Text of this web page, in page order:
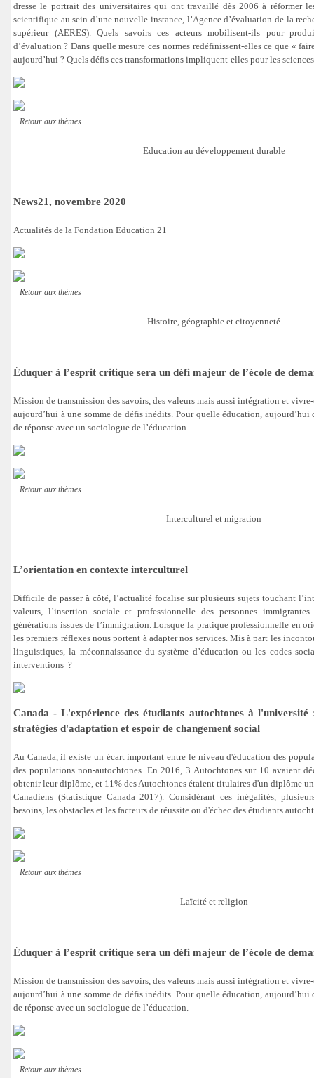
dresse le portrait des universitaires qui ont travaillé dès 2006 à réformer
scientifique au sein d’une nouvelle instance, l’Agence d’évaluation de la
supérieur (AERES). Quels savoirs ces acteurs mobilisent-ils pour
d’évaluation ? Dans quelle mesure ces normes redéfinissent-elles ce que «
aujourd’hui ? Quels défis ces transformations impliquent-elles pour les
Retour aux thèmes
Education au développement durable
News21, novembre 2020
Actualités de la Fondation Education 21
Retour aux thèmes
Histoire, géographie et citoyenneté
Éduquer à l’esprit critique sera un défi majeur de l’école de
Mission de transmission des savoirs, des valeurs mais aussi intégration et
aujourd’hui à une somme de défis inédits. Pour quelle éducation, aujourd’hui
de réponse avec un sociologue de l’éducation.
Retour aux thèmes
Interculturel et migration
L’orientation en contexte interculturel
Difficile de passer à côté, l’actualité focalise sur plusieurs sujets touchant
valeurs, l’insertion sociale et professionnelle des personnes
générations issues de l’immigration. Lorsque la pratique professionnelle en
les premiers réflexes nous portent à adapter nos services. Mis à part les
linguistiques, la méconnaissance du système d’éducation ou les codes
interventions ?
Canada - L'expérience des étudiants autochtones à l'université
stratégies d'adaptation et espoir de changement social
Au Canada, il existe un écart important entre le niveau d'éducation des
des populations non-autochtones. En 2016, 3 Autochtones sur 10 avaient
obtenir leur diplôme, et 11% des Autochtones étaient titulaires d'un diplôme
Canadiens (Statistique Canada 2017). Considérant ces inégalités,
besoins, les obstacles et les facteurs de réussite ou d'échec des étudiants
Retour aux thèmes
Laïcité et religion
Éduquer à l’esprit critique sera un défi majeur de l’école de
Mission de transmission des savoirs, des valeurs mais aussi intégration et
aujourd’hui à une somme de défis inédits. Pour quelle éducation, aujourd’hui
de réponse avec un sociologue de l’éducation.
Retour aux thèmes